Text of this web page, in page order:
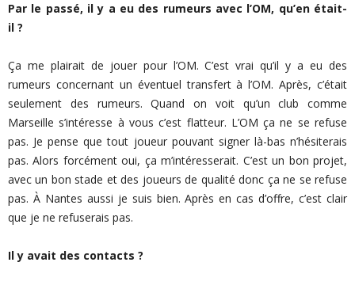
Par le passé, il y a eu des rumeurs avec l’OM, qu’en était-
il ?
Ça me plairait de jouer pour l’OM. C’est vrai qu’il y a eu des
rumeurs concernant un éventuel transfert à l’OM. Après, c’était
seulement des rumeurs. Quand on voit qu’un club comme
Marseille s’intéresse à vous c’est flatteur. L’OM ça ne se refuse
pas. Je pense que tout joueur pouvant signer là-bas n’hésiterais
pas. Alors forcément oui, ça m’intéresserait. C’est un bon projet,
avec un bon stade et des joueurs de qualité donc ça ne se refuse
pas. À Nantes aussi je suis bien. Après en cas d’offre, c’est clair
que je ne refuserais pas.
Il y avait des contacts ?